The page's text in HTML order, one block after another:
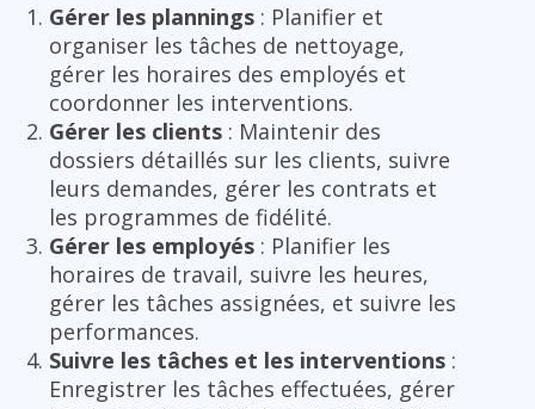
Gérer les plannings : Planifier et
organiser les tâches de nettoyage,
gérer les horaires des employés et
coordonner les interventions.
Gérer les clients : Maintenir des
dossiers détaillés sur les clients, suivre
leurs demandes, gérer les contrats et
les programmes de fidélité.
Gérer les employés : Planifier les
horaires de travail, suivre les heures,
gérer les tâches assignées, et suivre les
performances.
Suivre les tâches et les interventions :
Enregistrer les tâches effectuées, gérer